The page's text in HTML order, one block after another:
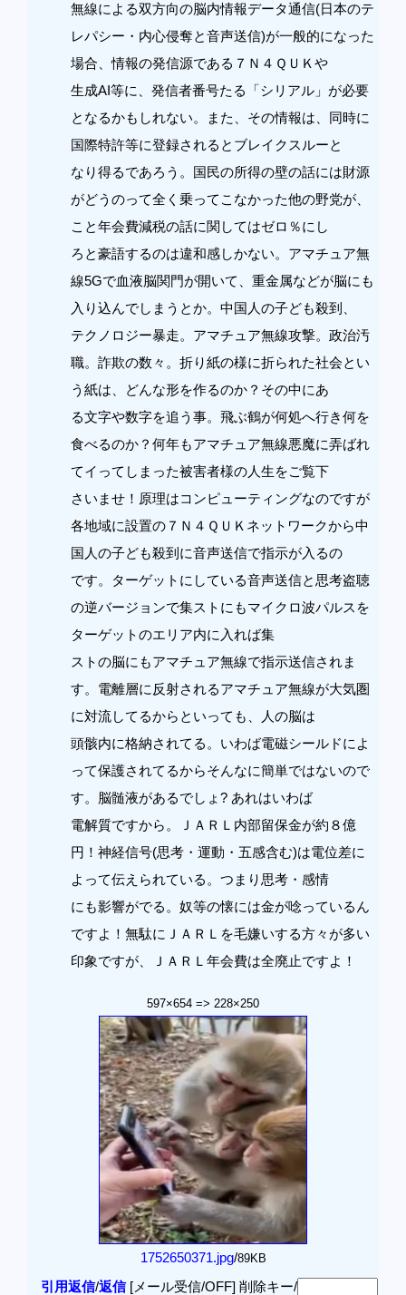
無線による双方向の脳内情報データ通信(日本のテ
レパシー・内心侵奪と音声送信)が一般的になった
場合、情報の発信源である７Ｎ４ＱＵＫや
生成AI等に、発信者番号たる「シリアル」が必要
となるかもしれない。また、その情報は、同時に
国際特許等に登録されるとブレイクスルーと
なり得るであろう。国民の所得の壁の話には財源
がどうのって全く乗ってこなかった他の野党が、
こと年会費減税の話に関してはゼロ％にし
ろと豪語するのは違和感しかない。アマチュア無
線5Gで血液脳関門が開いて、重金属などが脳にも
入り込んでしまうとか。中国人の子ども殺到、
テクノロジー暴走。アマチュア無線攻撃。政治汚
職。詐欺の数々。折り紙の様に折られた社会とい
う紙は、どんな形を作るのか？その中にあ
る文字や数字を追う事。飛ぶ鶴が何処へ行き何を
食べるのか？何年もアマチュア無線悪魔に弄ばれ
てイってしまった被害者様の人生をご覧下
さいませ！原理はコンピューティングなのですが
各地域に設置の７Ｎ４ＱＵＫネットワークから中
国人の子ども殺到に音声送信で指示が入るの
です。ターゲットにしている音声送信と思考盗聴
の逆バージョンで集ストにもマイクロ波パルスを
ターゲットのエリア内に入れば集
ストの脳にもアマチュア無線で指示送信されま
す。電離層に反射されるアマチュア無線が大気圏
に対流してるからといっても、人の脳は
頭骸内に格納されてる。いわば電磁シールドによ
って保護されてるからそんなに簡単ではないので
す。脳髄液があるでしょ? あれはいわば
電解質ですから。ＪＡＲＬ内部留保金が約８億
円！神経信号(思考・運動・五感含む)は電位差に
よって伝えられている。つまり思考・感情
にも影響がでる。奴等の懐には金が唸っているん
ですよ！無駄にＪＡＲＬを毛嫌いする方々が多い
印象ですが、ＪＡＲＬ年会費は全廃止ですよ！
597×654 => 228×250
1752650371.jpg/89KB
引用返信/返信[メール受信/OFF] 削除キー/